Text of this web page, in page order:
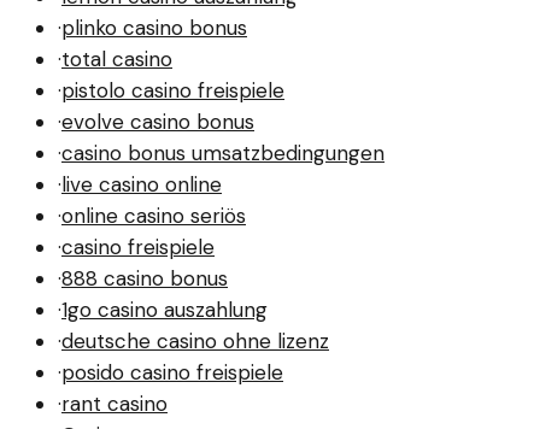
·plinko casino bonus
·total casino
·pistolo casino freispiele
·evolve casino bonus
·casino bonus umsatzbedingungen
·live casino online
·online casino seriös
·casino freispiele
·888 casino bonus
·1go casino auszahlung
·deutsche casino ohne lizenz
·posido casino freispiele
·rant casino